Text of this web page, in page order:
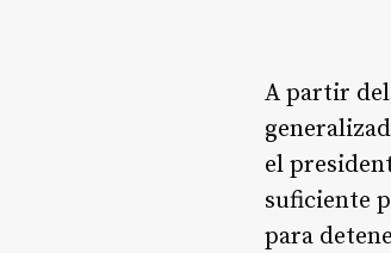
A partir del
el
suficiente
para